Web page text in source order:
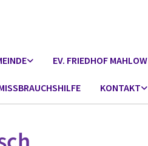
EV. FRIEDHOF MAHLOW
KONTAKT